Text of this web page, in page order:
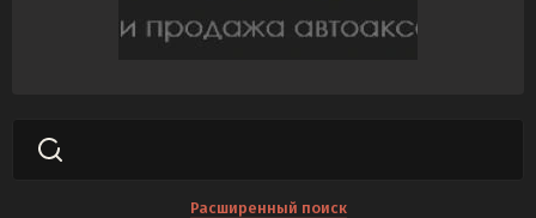
Расширенный поиск